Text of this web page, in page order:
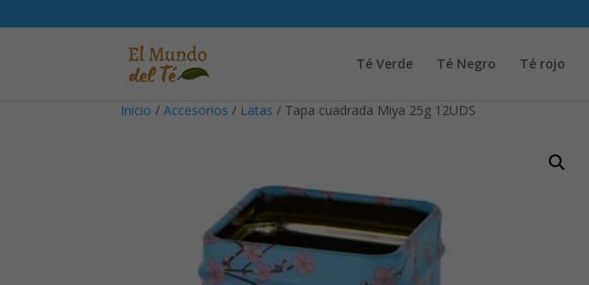
Té Verde Té Negro Té rojo
Inicio / Accesorios / Latas / Tapa cuadrada Miya 25g 12UDS